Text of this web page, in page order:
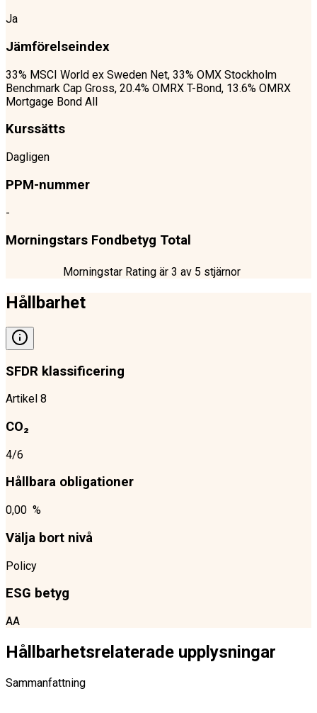
Ja
Jämförelseindex
33% MSCI World ex Sweden Net, 33% OMX Stockholm
Benchmark Cap Gross, 20.4% OMRX T-Bond, 13.6% OMRX
Mortgage Bond All
Kurssätts
Dagligen
PPM-nummer
-
Morningstars Fondbetyg Total
Morningstar Rating är 3 av 5 stjärnor
Hållbarhet
SFDR klassificering
Artikel 8
CO₂
4/6
Hållbara obligationer
0,00 %
Välja bort nivå
Policy
ESG betyg
AA
Hållbarhetsrelaterade upplysningar
Sammanfattning